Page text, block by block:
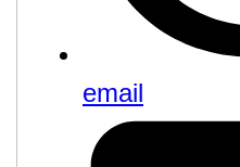
email